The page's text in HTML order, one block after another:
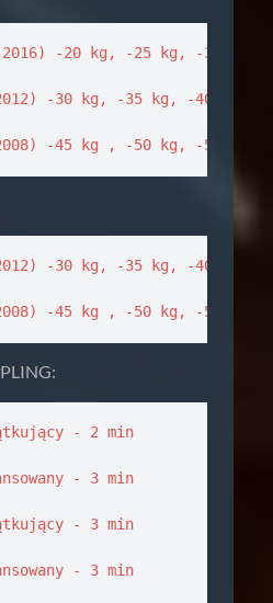
2016) -20 kg, -25 kg, -30 kg,
-30 kg, -35 kg, -40 kg, -
-45 kg , -50 kg, -55 kg,
-30 kg, -35 kg, -40 kg, -
-45 kg , -50 kg, -55 kg,
- 2 min
- 3 min
- 3 min
- 3 min